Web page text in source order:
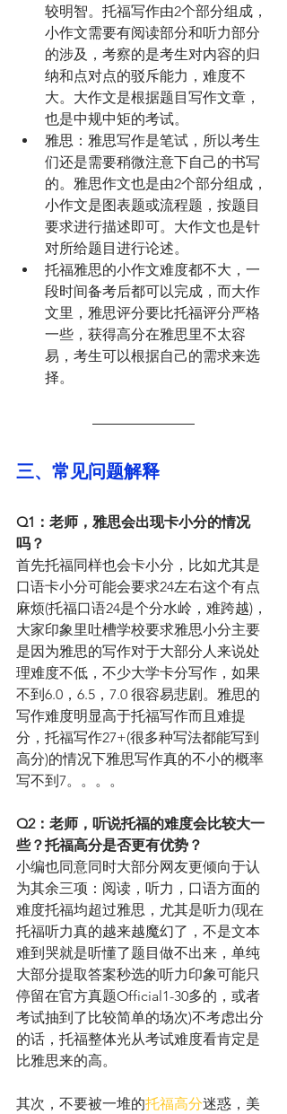
较明智。托福写作由2个部分组成，
小作文需要有阅读部分和听力部分
的涉及，考察的是考生对内容的归
纳和点对点的驳斥能力，难度不
大。大作文是根据题目写作文章，
也是中规中矩的考试。
雅思：雅思写作是笔试，所以考生
们还是需要稍微注意下自己的书写
的。雅思作文也是由2个部分组成，
小作文是图表题或流程题，按题目
要求进行描述即可。大作文也是针
对所给题目进行论述。
托福雅思的小作文难度都不大，一
段时间备考后都可以完成，而大作
文里，雅思评分要比托福评分严格
一些，获得高分在雅思里不太容
易，考生可以根据自己的需求来选
择。
三、常见问题解释
Q1：老师，雅思会出现卡小分的情况
吗？
首先托福同样也会卡小分，比如尤其是
口语卡小分可能会要求24左右这个有点
麻烦(托福口语24是个分水岭，难跨越)，
大家印象里吐槽学校要求雅思小分主要
是因为雅思的写作对于大部分人来说处
理难度不低，不少大学卡分写作，如果
不到6.0，6.5，7.0 很容易悲剧。雅思的
写作难度明显高于托福写作而且难提
分，托福写作27+(很多种写法都能写到
高分)的情况下雅思写作真的不小的概率
写不到7。。。。
Q2：老师，听说托福的难度会比较大一
些？托福高分是否更有优势？
小编也同意同时大部分网友更倾向于认
为其余三项：阅读，听力，口语方面的
难度托福均超过雅思，尤其是听力(现在
托福听力真的越来越魔幻了，不是文本
难到哭就是听懂了题目做不出来，单纯
大部分提取答案秒选的听力印象可能只
停留在官方真题Official1-30多的，或者
考试抽到了比较简单的场次)不考虑出分
的话，托福整体光从考试难度看肯定是
比雅思来的高。
其次，不要被一堆的托福高分迷惑，美